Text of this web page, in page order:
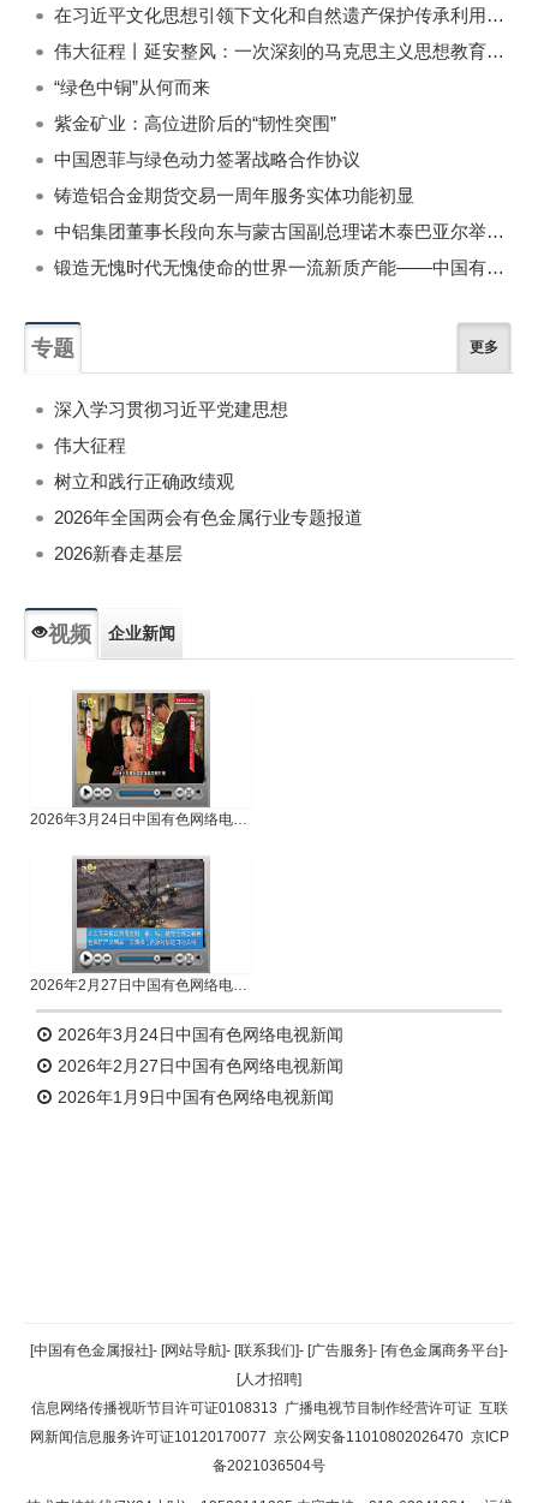
在习近平文化思想引领下文化和自然遗产保护传承利用工作开创新局面
伟大征程丨延安整风：一次深刻的马克思主义思想教育运动
“绿色中铜”从何而来
紫金矿业：高位进阶后的“韧性突围”
中国恩菲与绿色动力签署战略合作协议
铸造铝合金期货交易一周年服务实体功能初显
中铝集团董事长段向东与蒙古国副总理诺木泰巴亚尔举行会谈
锻造无愧时代无愧使命的世界一流新质产能——中国有色金属工业的战略应对与破局之道（二）
专题 更多
深入学习贯彻习近平党建思想
伟大征程
树立和践行正确政绩观
2026年全国两会有色金属行业专题报道
2026新春走基层
视频 企业新闻
2026年3月24日中国有色网络电视新闻
2026年2月27日中国有色网络电视新闻
2026年3月24日中国有色网络电视新闻
2026年2月27日中国有色网络电视新闻
2026年1月9日中国有色网络电视新闻
返回顶部
返回首页
[中国有色金属报社]- [网站导航]- [联系我们]- [广告服务]- [有色金属商务平台]-
[人才招聘]
信息网络传播视听节目许可证0108313 广播电视节目制作经营许可证 互联
网新闻信息服务许可证10120170077 京公网安备11010802026470 京ICP
备2021036504号